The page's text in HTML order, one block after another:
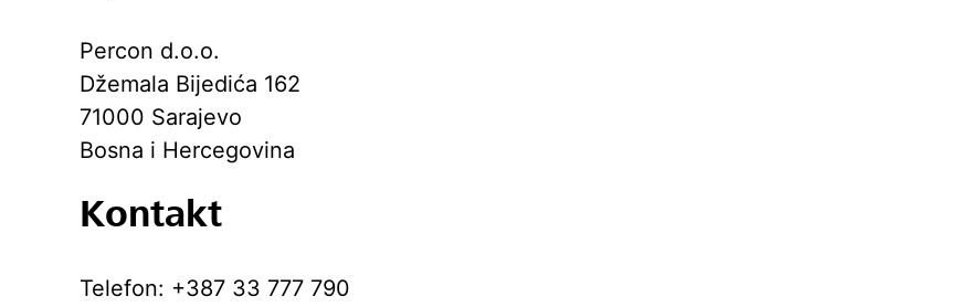
Percon d.o.o.
Džemala Bijedića 162
71000 Sarajevo
Bosna i Hercegovina
Kontakt
Telefon: +387 33 777 790